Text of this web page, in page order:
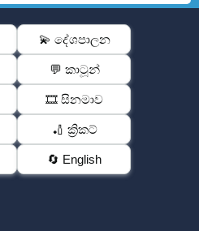
💫 දේශපාලන
💬 කාටූන්
🎞️ සිනමාව
🏏 ක්‍රිකට්
🔄 English